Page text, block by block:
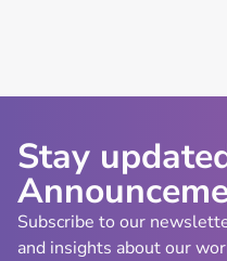
Stay
Subscribe to our
and insights about our